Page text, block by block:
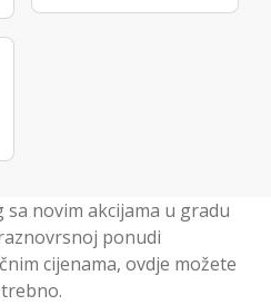
novim akcijama u gradu
ponudi
cijenama, ovdje možete